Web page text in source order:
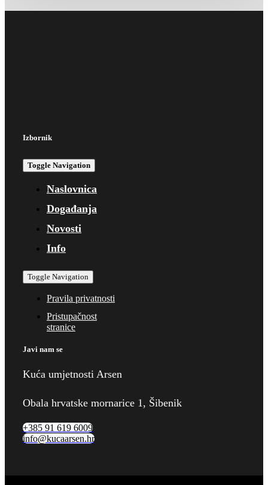
Izbornik
Toggle Navigation
Naslovnica
Događanja
Novosti
Info
Toggle Navigation
Pravila privatnosti
Pristupačnost
stranice
Javi nam se
Kuća umjetnosti Arsen
Obala hrvatske mornarice 1, Šibenik
+385 91 619 6009
info@kucaarsen.hr